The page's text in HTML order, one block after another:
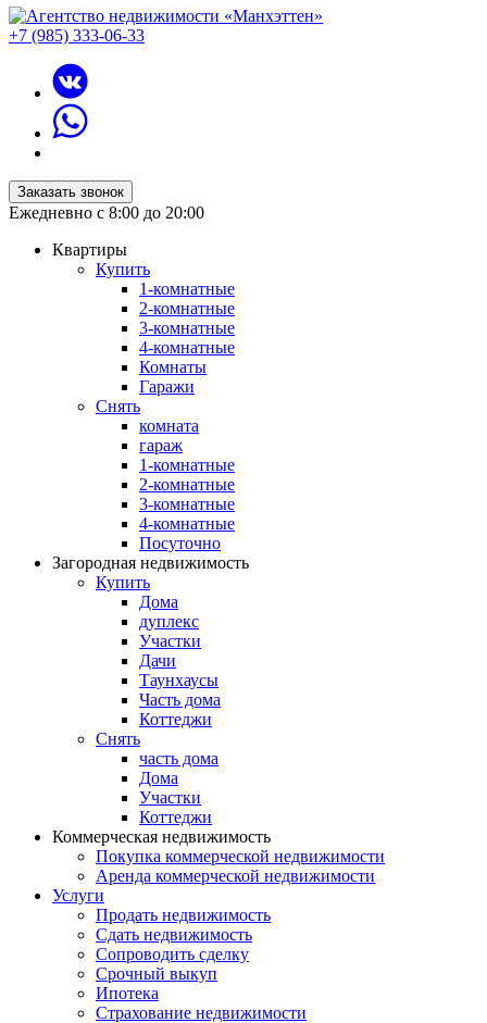
+7 (985) 333-06-33
Заказать звонок
Ежедневно с 8:00 до 20:00
Квартиры
Купить
1-комнатные
2-комнатные
3-комнатные
4-комнатные
Комнаты
Гаражи
Снять
комната
гараж
1-комнатные
2-комнатные
3-комнатные
4-комнатные
Посуточно
Загородная недвижимость
Купить
Дома
дуплекс
Участки
Дачи
Таунхаусы
Часть дома
Коттеджи
Снять
часть дома
Дома
Участки
Коттеджи
Коммерческая недвижимость
Покупка коммерческой недвижимости
Аренда коммерческой недвижимости
Услуги
Продать недвижимость
Сдать недвижимость
Сопроводить сделку
Срочный выкуп
Ипотека
Страхование недвижимости